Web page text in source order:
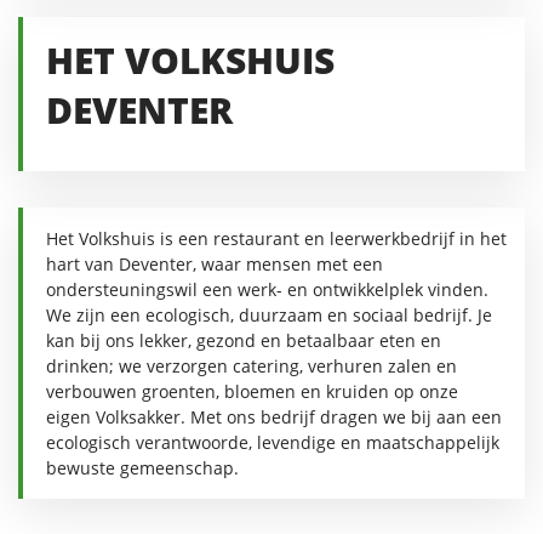
HET VOLKSHUIS
DEVENTER
Het Volkshuis is een restaurant en leerwerkbedrijf in het
hart van Deventer, waar mensen met een
ondersteuningswil een werk- en ontwikkelplek vinden.
We zijn een ecologisch, duurzaam en sociaal bedrijf. Je
kan bij ons lekker, gezond en betaalbaar eten en
drinken; we verzorgen catering, verhuren zalen en
verbouwen groenten, bloemen en kruiden op onze
eigen Volksakker. Met ons bedrijf dragen we bij aan een
ecologisch verantwoorde, levendige en maatschappelijk
bewuste gemeenschap.